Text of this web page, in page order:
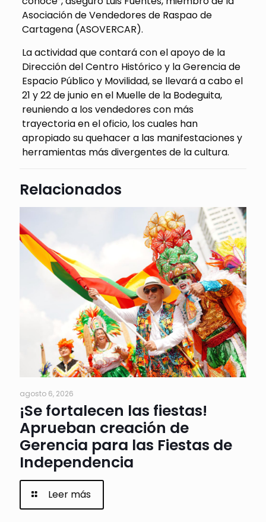
Asociación de Vendedores de Raspao de
Cartagena (ASOVERCAR).
La actividad que contará con el apoyo de la
Dirección del Centro Histórico y la Gerencia de
Espacio Público y Movilidad, se llevará a cabo el
21 y 22 de junio en el Muelle de la Bodeguita,
reuniendo a los vendedores con más
trayectoria en el oficio, los cuales han
apropiado su quehacer a las manifestaciones y
herramientas más divergentes de la cultura.
Relacionados
agosto 6, 2026
¡Se fortalecen las fiestas!
Aprueban creación de
Gerencia para las Fiestas de
Independencia
Leer más